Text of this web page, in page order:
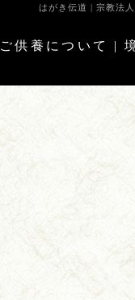
はがき伝道 | 宗教法
ご供養について |